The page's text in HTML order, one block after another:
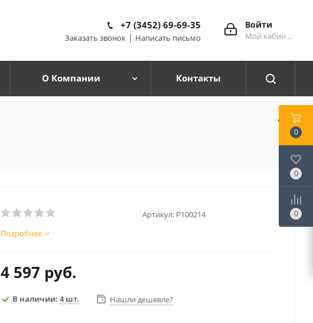
Войти
Мой кабинет
+7 (3452) 69-69-35
Заказать звонок | Написать письмо
О Компании Контакты
Артикул: P100214
Подробнее
4 597 руб.
В наличии: 4 шт. Нашли дешевле?
0
0
0